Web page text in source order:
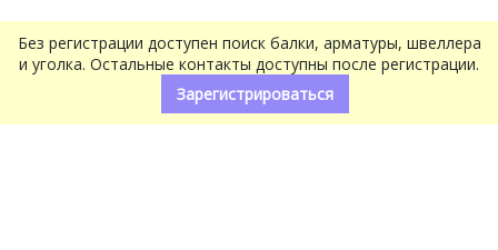
Без регистрации доступен поиск балки, арматуры, швеллера
и уголка. Остальные контакты доступны после регистрации.
Зарегистрироваться